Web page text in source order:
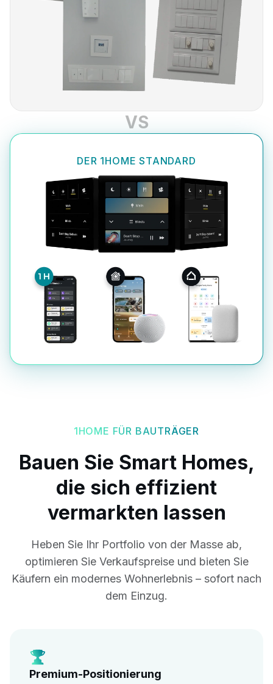
VS
DER 1HOME STANDARD
1HOME FÜR BAUTRÄGER
Bauen Sie Smart Homes,
die sich effizient
vermarkten lassen
Heben Sie Ihr Portfolio von der Masse ab,
optimieren Sie Verkaufspreise und bieten Sie
Käufern ein modernes Wohnerlebnis – sofort nach
dem Einzug.
Premium-Positionierung